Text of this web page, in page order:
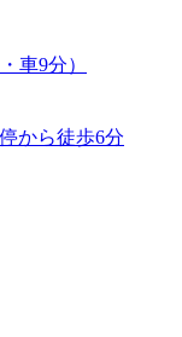
車9分）
から徒歩6分